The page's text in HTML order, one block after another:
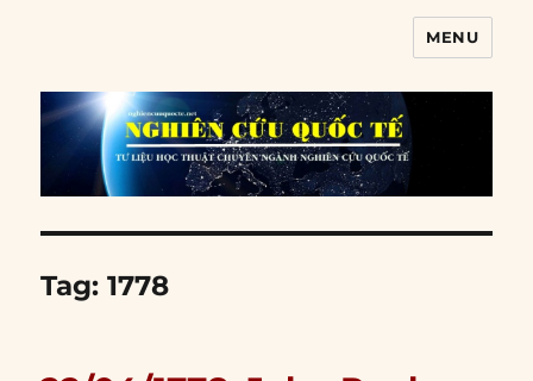
MENU
Tag:1778